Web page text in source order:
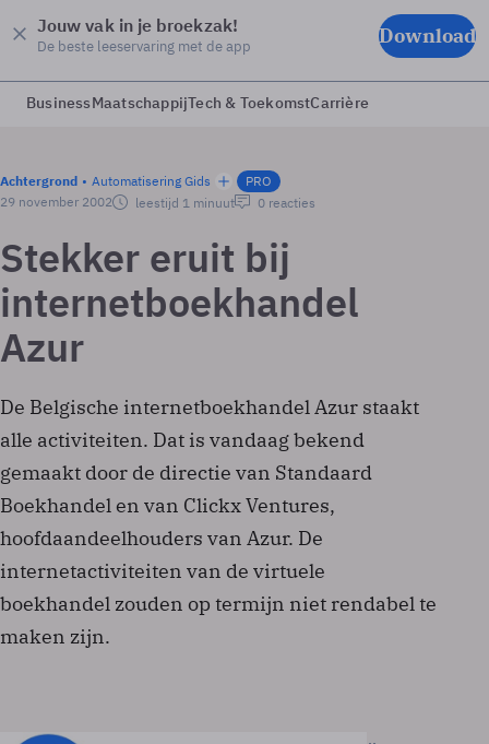
Jouw vak in je broekzak!
De beste leeservaring met de app Download
BusinessMaatschappijTech & ToekomstCarrière
Achtergrond Automatisering Gids
PRO
29 november 2002
leestijd 1 minuut 0 reacties
Stekker eruit bij
internetboekhandel
Azur
De Belgische internetboekhandel Azur staakt
alle activiteiten. Dat is vandaag bekend
gemaakt door de directie van Standaard
Boekhandel en van Clickx Ventures,
hoofdaandeelhouders van Azur. De
internetactiviteiten van de virtuele
boekhandel zouden op termijn niet rendabel te
maken zijn.